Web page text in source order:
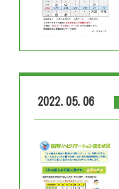
2022.05.06